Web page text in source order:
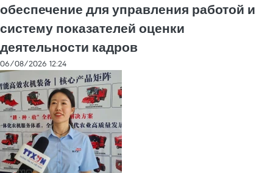
обеспечение для управления работой и
систему показателей оценки
деятельности кадров
06/08/2026 12:24